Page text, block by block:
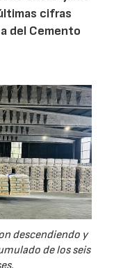
cifras
del Cemento
descendiendo y
de los seis